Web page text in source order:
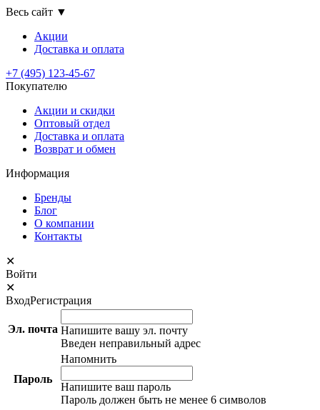
Весь сайт ▼
Акции
Доставка и оплата
+7 (495) 123-45-67
Покупателю
Акции и скидки
Оптовый отдел
Доставка и оплата
Возврат и обмен
Информация
Бренды
Блог
О компании
Контакты
✕
Войти
✕
ВходРегистрация
Эл. почта Напишите вашу эл. почту
Введен неправильный адрес
Пароль
Напомнить
Напишите ваш пароль
Пароль должен быть не менее 6 символов